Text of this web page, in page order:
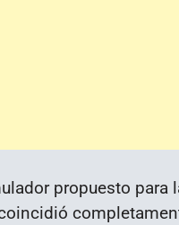
propuesto para